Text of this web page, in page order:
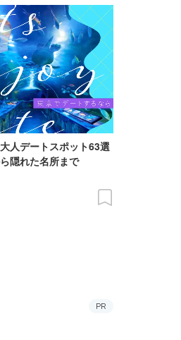
人デートスポット63選
隠れた名所まで
PR